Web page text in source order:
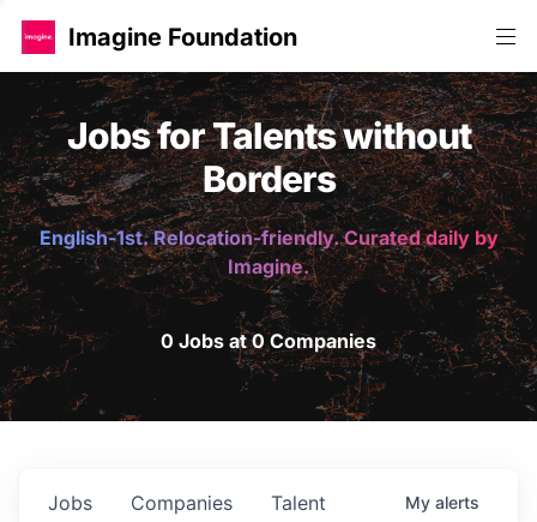
Imagine Foundation
Jobs for Talents without
Borders
English-1st. Relocation-friendly. Curated daily by
Imagine.
0 Jobs at 0 Companies
Jobs Companies Talent My alerts